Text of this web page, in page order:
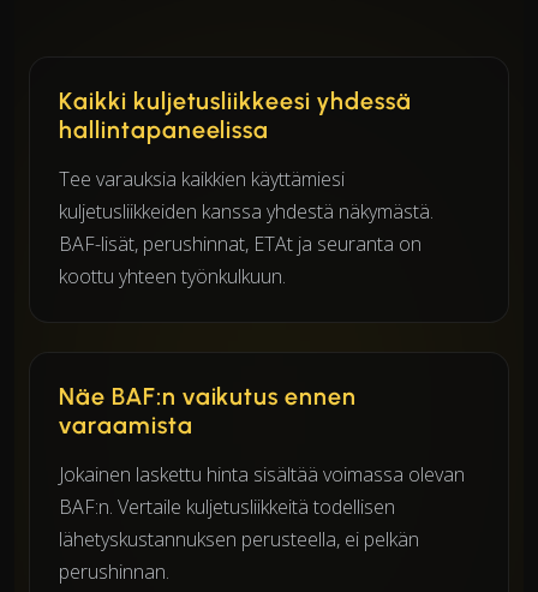
Kaikki kuljetusliikkeesi yhdessä
hallintapaneelissa
Tee varauksia kaikkien käyttämiesi
kuljetusliikkeiden kanssa yhdestä näkymästä.
BAF-lisät, perushinnat, ETAt ja seuranta on
koottu yhteen työnkulkuun.
Näe BAF:n vaikutus ennen
varaamista
Jokainen laskettu hinta sisältää voimassa olevan
BAF:n. Vertaile kuljetusliikkeitä todellisen
lähetyskustannuksen perusteella, ei pelkän
perushinnan.